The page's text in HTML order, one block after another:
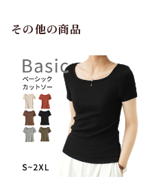
その他の商品